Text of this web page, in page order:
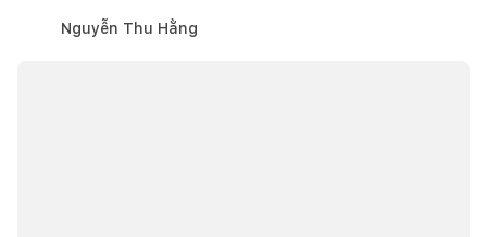
Nguyễn Thu Hằng